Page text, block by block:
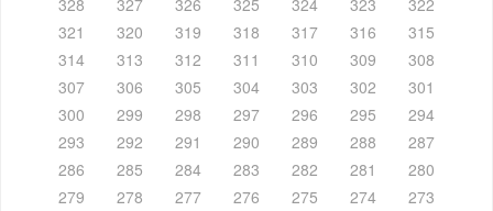
321
320 319 318 317 316
315
314
313 312 311 310 309
308
307
306 305 304 303 302
301
300
299 298 297 296 295
294
293
292 291 290 289 288
287
286
285 284 283 282 281
280
279
278 277 276 275 274
273